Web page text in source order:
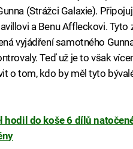
(Strážci Galaxie).
a Benu Affleckovi. Tyto
vyjádření samotného
Teď už je to však
o tom, kdo by měl tyto
hodil do koše 6 dílů